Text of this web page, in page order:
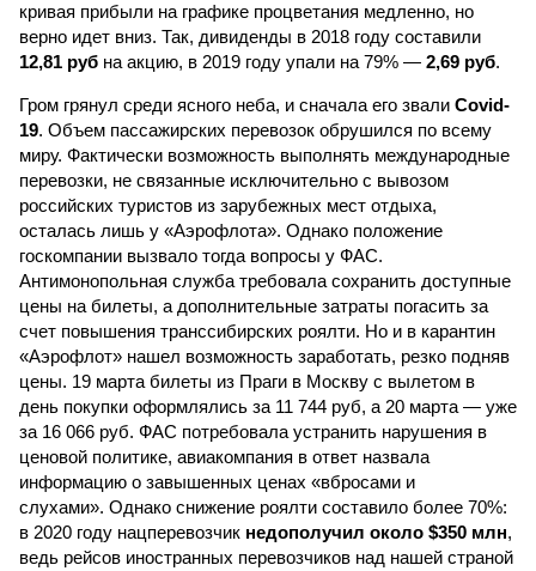
кривая прибыли на графике процветания медленно, но
верно идет вниз. Так, дивиденды в 2018 году составили
12,81 руб на акцию, в 2019 году упали на 79% — 2,69 руб.
Гром грянул среди ясного неба, и сначала его звали Covid-
19. Объем пассажирских перевозок обрушился по всему
миру. Фактически возможность выполнять международные
перевозки, не связанные исключительно с вывозом
российских туристов из зарубежных мест отдыха,
осталась лишь у «Аэрофлота». Однако положение
госкомпании вызвало тогда вопросы у ФАС.
Антимонопольная служба требовала сохранить доступные
цены на билеты, а дополнительные затраты погасить за
счет повышения транссибирских роялти. Но и в карантин
«Аэрофлот» нашел возможность заработать, резко подняв
цены. 19 марта билеты из Праги в Москву с вылетом в
день покупки оформлялись за 11 744 руб, а 20 марта — уже
за 16 066 руб. ФАС потребовала устранить нарушения в
ценовой политике, авиакомпания в ответ назвала
информацию о завышенных ценах «вбросами и
слухами». Однако снижение роялти составило более 70%:
в 2020 году нацперевозчик недополучил около $350 млн,
ведь рейсов иностранных перевозчиков над нашей страной